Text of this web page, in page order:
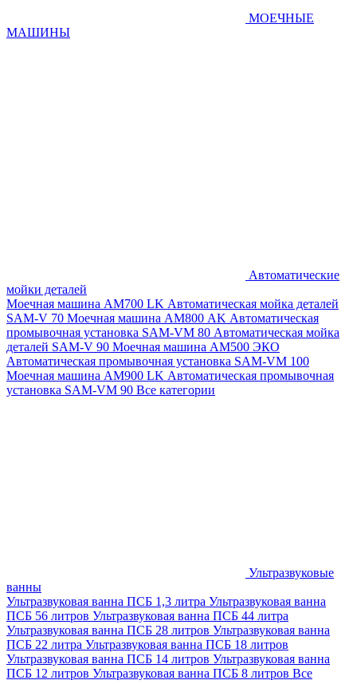
МОЕЧНЫЕ
МАШИНЫ
Автоматические
мойки деталей
Моечная машина AM700 LK Автоматическая мойка деталей
SAM-V 70 Моечная машина АМ800 AK Автоматическая
промывочная установка SAM-VM 80 Автоматическая мойка
деталей SAM-V 90 Моечная машина АМ500 ЭКО
Автоматическая промывочная установка SAM-VM 100
Моечная машина AM900 LK Автоматическая промывочная
установка SAM-VM 90 Все категории
Ультразвуковые
ванны
Ультразвуковая ванна ПСБ 1,3 литра Ультразвуковая ванна
ПСБ 56 литров Ультразвуковая ванна ПСБ 44 литра
Ультразвуковая ванна ПСБ 28 литров Ультразвуковая ванна
ПСБ 22 литра Ультразвуковая ванна ПСБ 18 литров
Ультразвуковая ванна ПСБ 14 литров Ультразвуковая ванна
ПСБ 12 литров Ультразвуковая ванна ПСБ 8 литров Все